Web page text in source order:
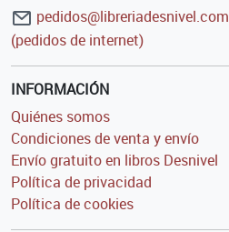
pedidos@libreriadesnivel.com
(pedidos de internet)
INFORMACIÓN
Quiénes somos
Condiciones de venta y envío
Envío gratuito en libros Desnivel
Política de privacidad
Política de cookies